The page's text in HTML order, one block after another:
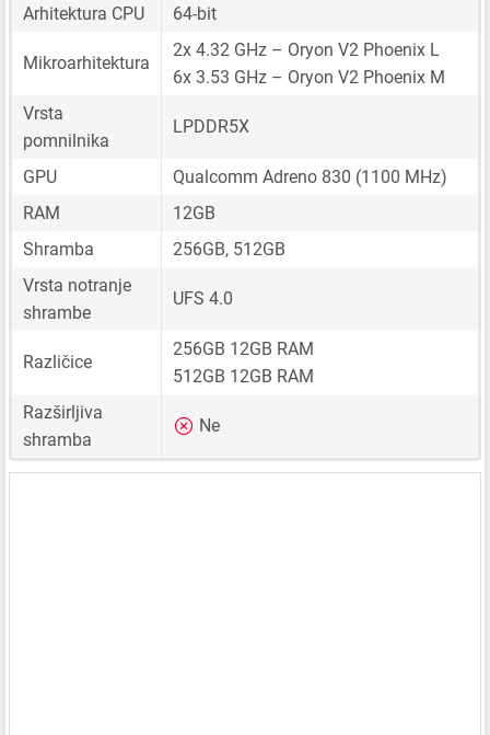
Arhitektura CPU 64-bit
Mikroarhitektura
2x 4.32 GHz – Oryon V2 Phoenix L
6x 3.53 GHz – Oryon V2 Phoenix M
Vrsta
pomnilnika
LPDDR5X
GPU
Qualcomm Adreno 830 (1100 MHz)
RAM
12GB
Shramba
256GB, 512GB
Vrsta notranje
shrambe
UFS 4.0
Različice
256GB 12GB RAM
512GB 12GB RAM
Razširljiva
shramba
Ne